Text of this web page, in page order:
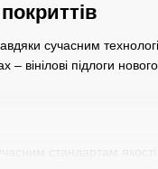
сучасним
підлоги
стандартам